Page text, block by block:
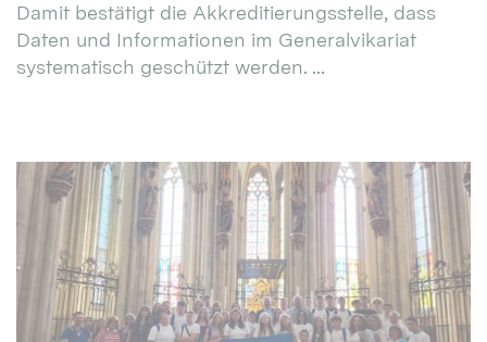
Damit bestätigt die Akkreditierungsstelle, dass
Daten und Informationen im Generalvikariat
systematisch geschützt werden. ...